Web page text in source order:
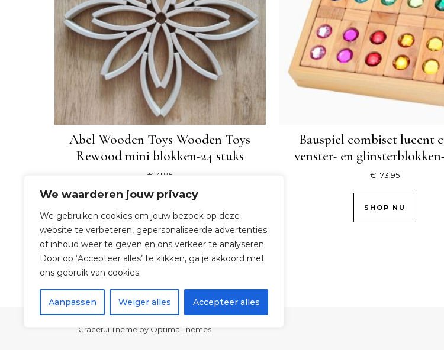
We waarderen jouw privacy
We gebruiken cookies om jouw bezoek op deze
website te verbeteren, gepersonaliseerde advertenties
of inhoud weer te geven en ons verkeer te analyseren.
Door op ‘Accepteer alles’ te klikken, ga je akkoord met
ons gebruik van cookies.
Aanpassen Weiger alles Accepteer alles
Abel Wooden Toys Wooden Toys
Rewood mini blokken-24 stuks
€31,95
Bauspiel combiset lucent
venster- en
€173,95
SHOP NU
Graceful Theme by Optima Themes